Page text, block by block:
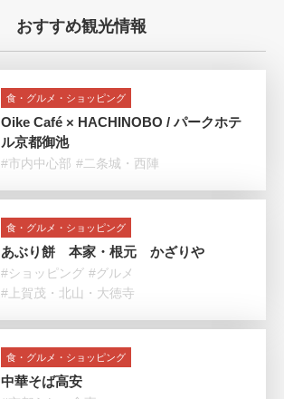
おすすめ観光情報
食・グルメ・ショッピング
Oike Café × HACHINOBO / パークホテ
ル京都御池
#市内中心部 #二条城・西陣
食・グルメ・ショッピング
あぶり餅 本家・根元 かざりや
#ショッピング #グルメ
#上賀茂・北山・大徳寺
食・グルメ・ショッピング
中華そば高安